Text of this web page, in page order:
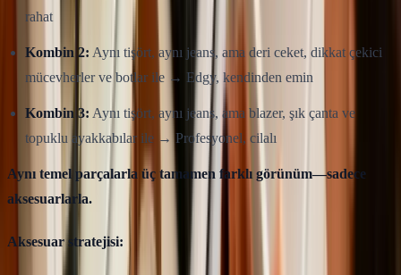
rahat
Kombin 2: Aynı tişört, aynı jeans, ama deri ceket, dikkat çekici
mücevherler ve botlar ile → Edgy, kendinden emin
Kombin 3: Aynı tişört, aynı jeans, ama blazer, şık çanta ve
topuklu ayakkabılar ile → Profesyonel, cilalı
Aynı temel parçalarla üç tamamen farklı görünüm—sadece
aksesuarlarla.
Aksesuar stratejisi: